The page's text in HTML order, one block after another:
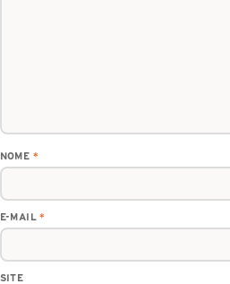
NOME *
E-MAIL*
SITE